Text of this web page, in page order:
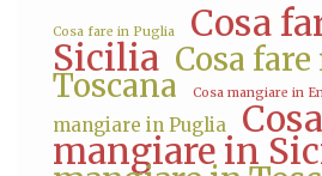
Cosa fare in Puglia Cosa
Sicilia Cosa
Toscana Cosa mangiare in
mangiare in Puglia
Cosa
mangiare in